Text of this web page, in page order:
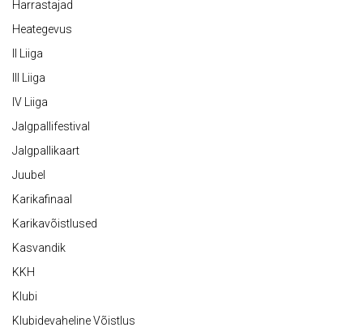
Harrastajad
Heategevus
II Liiga
III Liiga
IV Liiga
Jalgpallifestival
Jalgpallikaart
Juubel
Karikafinaal
Karikavõistlused
Kasvandik
KKH
Klubi
Klubidevaheline Võistlus